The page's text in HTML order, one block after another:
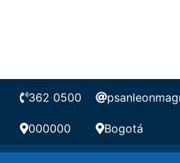
362 0500
000000 Bogotá